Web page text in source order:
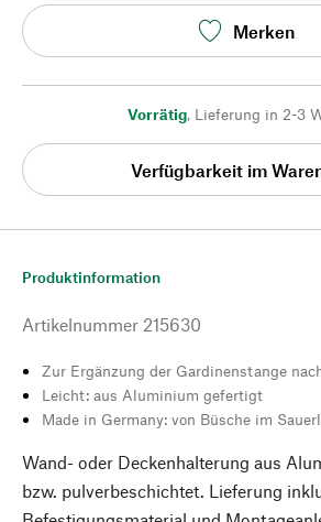
Merken
Vorrätig, Lieferung in 2-3
Verfügbarkeit im
Produktinformation
Artikelnummer 215630
Zur Ergänzung der Gardinenstange
Leicht: aus Aluminium gefertigt
Made in Germany: von Büsche im
Wand- oder Deckenhalterung aus
bzw. pulverbeschichtet. Lieferung